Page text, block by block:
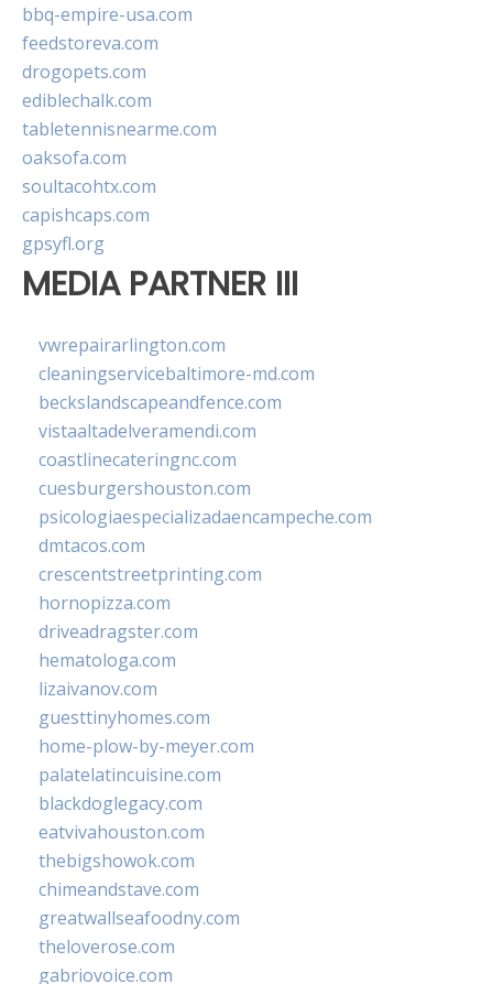
bbq-empire-usa.com
feedstoreva.com
drogopets.com
ediblechalk.com
tabletennisnearme.com
oaksofa.com
soultacohtx.com
capishcaps.com
gpsyfl.org
MEDIA PARTNER III
vwrepairarlington.com
cleaningservicebaltimore-md.com
beckslandscapeandfence.com
vistaaltadelveramendi.com
coastlinecateringnc.com
cuesburgershouston.com
psicologiaespecializadaencampeche.com
dmtacos.com
crescentstreetprinting.com
hornopizza.com
driveadragster.com
hematologa.com
lizaivanov.com
guesttinyhomes.com
home-plow-by-meyer.com
palatelatincuisine.com
blackdoglegacy.com
eatvivahouston.com
thebigshowok.com
chimeandstave.com
greatwallseafoodny.com
theloverose.com
gabriovoice.com